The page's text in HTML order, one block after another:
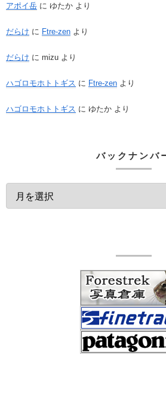
アポイ岳 に ゆたか より
だらけ に Ftre-zen より
だらけ に mizu より
ハゴロモホトトギス に Ftre-zen より
ハゴロモホトトギス に ゆたか より
バックナンバ